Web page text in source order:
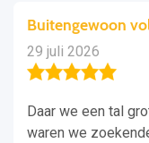
Buitengewoon
29 juli 2026
Daar we een tal
waren we